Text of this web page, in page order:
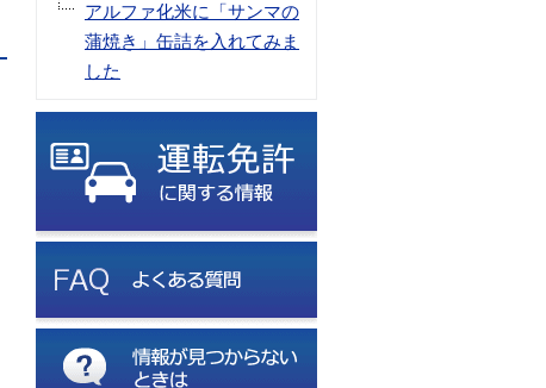
アルファ化米に「サンマの
蒲焼き」缶詰を入れてみま
した